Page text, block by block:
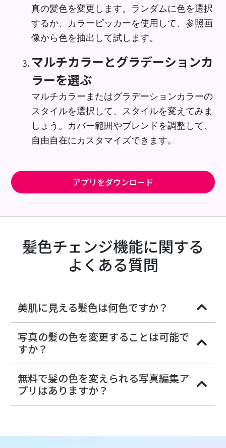
真の髪色を変更します。ランダムに色を選択
するか、カラーピッカーを使用して、参照画
像から色を抽出して試します。
マルチカラーとグラデーションカ
ラーを選ぶ
マルチカラーまたはグラデーションカラーの
スタイルを選択して、スタイルを変えてみま
しょう。カバー範囲やブレンドを調整して、
自由自在にカスタマイズできます。
アプリをダウンロード
髪色チェンジ機能に関する
よくある質問
美肌に見える髪色は何色ですか？
写真の髪の色を変更することは可能で
すか？
無料で髪の色を変えられる写真編集ア
プリはありますか？